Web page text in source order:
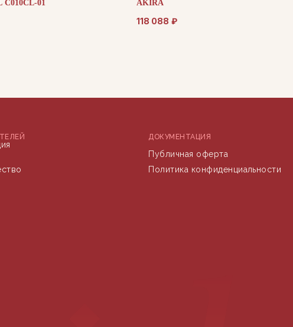
C010CL-01
AKIRA
118 088 ₽
ДОКУМЕНТАЦИЯ
Публичная оферта
Политика конфиденциальности